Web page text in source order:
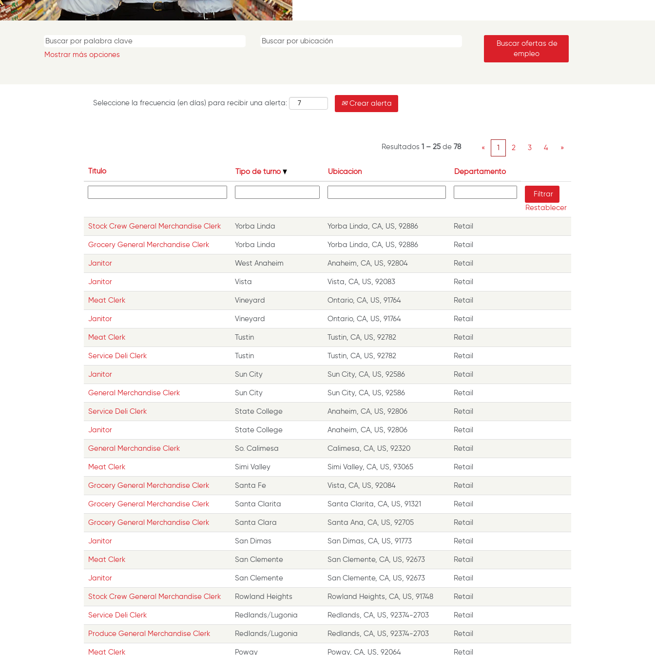
Mostrar más opciones
Seleccione la frecuencia (en días) para recibir una alerta: Crear alerta
Resultados 1 – 25 de 78 « 1 2 3 4 »
Título Tipo de turno Ubicación Departamento
Restablecer
Stock Crew General Merchandise Clerk Yorba Linda Yorba Linda, CA, US, 92886 Retail
Grocery General Merchandise Clerk Yorba Linda Yorba Linda, CA, US, 92886 Retail
Janitor West Anaheim Anaheim, CA, US, 92804 Retail
Janitor Vista Vista, CA, US, 92083 Retail
Meat Clerk Vineyard Ontario, CA, US, 91764 Retail
Janitor Vineyard Ontario, CA, US, 91764 Retail
Meat Clerk Tustin Tustin, CA, US, 92782 Retail
Service Deli Clerk Tustin Tustin, CA, US, 92782 Retail
Janitor Sun City Sun City, CA, US, 92586 Retail
General Merchandise Clerk Sun City Sun City, CA, US, 92586 Retail
Service Deli Clerk State College Anaheim, CA, US, 92806 Retail
Janitor State College Anaheim, CA, US, 92806 Retail
General Merchandise Clerk So. Calimesa Calimesa, CA, US, 92320 Retail
Meat Clerk Simi Valley Simi Valley, CA, US, 93065 Retail
Grocery General Merchandise Clerk Santa Fe Vista, CA, US, 92084 Retail
Grocery General Merchandise Clerk Santa Clarita Santa Clarita, CA, US, 91321 Retail
Grocery General Merchandise Clerk Santa Clara Santa Ana, CA, US, 92705 Retail
Janitor San Dimas San Dimas, CA, US, 91773 Retail
Meat Clerk San Clemente San Clemente, CA, US, 92673 Retail
Janitor San Clemente San Clemente, CA, US, 92673 Retail
Stock Crew General Merchandise Clerk Rowland Heights Rowland Heights, CA, US, 91748 Retail
Service Deli Clerk Redlands/Lugonia Redlands, CA, US, 92374-2703 Retail
Produce General Merchandise Clerk Redlands/Lugonia Redlands, CA, US, 92374-2703 Retail
Meat Clerk Poway Poway, CA, US, 92064 Retail